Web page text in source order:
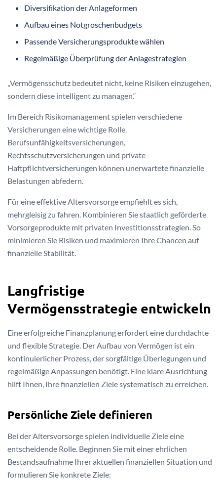
Diversifikation der Anlageformen
Aufbau eines Notgroschenbudgets
Passende Versicherungsprodukte wählen
Regelmäßige Überprüfung der Anlagestrategien
„Vermögensschutz bedeutet nicht, keine Risiken einzugehen,
sondern diese intelligent zu managen.“
Im Bereich Risikomanagement spielen verschiedene
Versicherungen eine wichtige Rolle.
Berufsunfähigkeitsversicherungen,
Rechtsschutzversicherungen und private
Haftpflichtversicherungen können unerwartete finanzielle
Belastungen abfedern.
Für eine effektive Altersvorsorge empfiehlt es sich,
mehrgleisig zu fahren. Kombinieren Sie staatlich geförderte
Vorsorgeprodukte mit privaten Investitionsstrategien. So
minimieren Sie Risiken und maximieren Ihre Chancen auf
finanzielle Stabilität.
Langfristige
Vermögensstrategie entwickeln
Eine erfolgreiche Finanzplanung erfordert eine durchdachte
und flexible Strategie. Der Aufbau von Vermögen ist ein
kontinuierlicher Prozess, der sorgfältige Überlegungen und
regelmäßige Anpassungen benötigt. Eine klare Ausrichtung
hilft Ihnen, Ihre finanziellen Ziele systematisch zu erreichen.
Persönliche Ziele definieren
Bei der Altersvorsorge spielen individuelle Ziele eine
entscheidende Rolle. Beginnen Sie mit einer ehrlichen
Bestandsaufnahme Ihrer aktuellen finanziellen Situation und
formulieren Sie konkrete Ziele: